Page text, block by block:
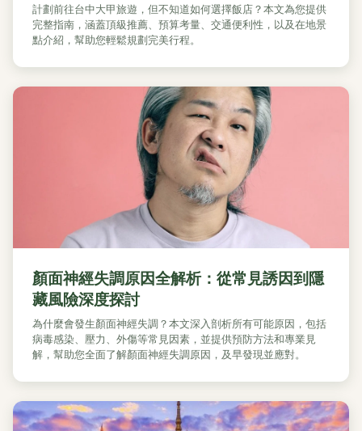
計劃前往台中大甲旅遊，但不知道如何選擇飯店？本文為您提供
完整指南，涵蓋頂級推薦、預算考量、交通便利性，以及在地景
點介紹，幫助您輕鬆規劃完美行程。
顏面神經失調原因全解析：從常見誘因到隱
藏風險深度探討
為什麼會發生顏面神經失調？本文深入剖析所有可能原因，包括
病毒感染、壓力、外傷等常見因素，並提供預防方法和專業見
解，幫助您全面了解顏面神經失調原因，及早發現並應對。